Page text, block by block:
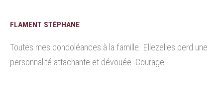
FLAMENT STÉPHANE
Toutes mes condoléances à la famille. Ellezelles perd une
personnalité attachante et dévouée. Courage!